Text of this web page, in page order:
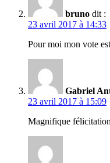
bruno dit :
23 avril 2017 à 14:33
Pour moi mon vote
Gabriel
23 avril 2017 à 15:09
Magnifique